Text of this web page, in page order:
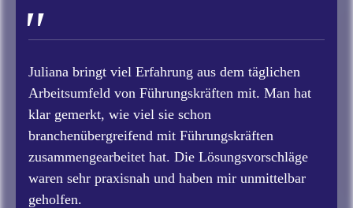
"
Juliana bringt viel Erfahrung aus dem täglichen
Arbeitsumfeld von Führungskräften mit. Man hat
klar gemerkt, wie viel sie schon
branchenübergreifend mit Führungskräften
zusammengearbeitet hat. Die Lösungsvorschläge
waren sehr praxisnah und haben mir unmittelbar
geholfen.